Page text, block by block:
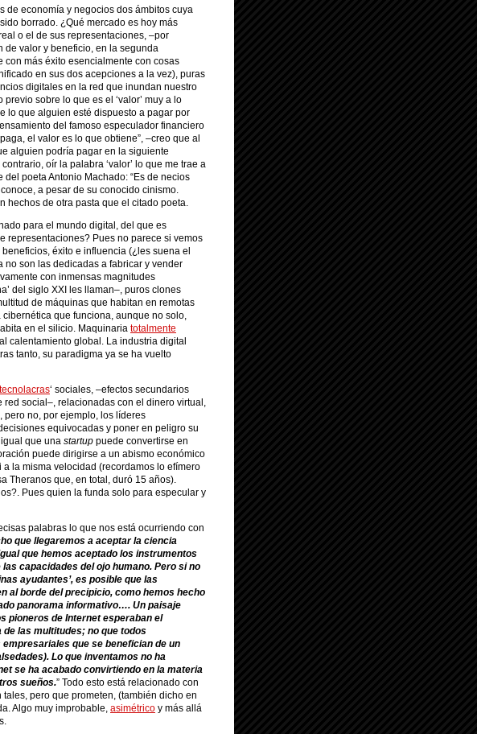
de economía y negocios dos ámbitos cuya
borrado. ¿Qué mercado es hoy más
o el de sus representaciones, –por
de valor y beneficio, en la segunda
más éxito esencialmente con cosas
en sus dos acepciones a la vez), puras
digitales en la red que inundan nuestro
sobre lo que es el ‘valor’ muy a lo
lo que alguien esté dispuesto a pagar por
del famoso especulador financiero
el valor es lo que obtiene”, –creo que al
alguien podría pagar en la siguiente
oír la palabra ‘valor’ lo que me trae a
poeta Antonio Machado: “Es de necios
a pesar de su conocido cinismo.
hechos de otra pasta que el citado poeta.
para el mundo digital, del que es
representaciones? Pues no parece si vemos
éxito e influencia (¿les suena el
no son las dedicadas a fabricar y vender
con inmensas magnitudes
del siglo XXI les llaman–, puros clones
de máquinas que habitan en remotas
que funciona, aunque no solo,
en el silicio. Maquinaria totalmente
calentamiento global. La industria digital
tanto, su paradigma ya se ha vuelto
tecnolacras‘ sociales, –efectos secundarios
social–, relacionadas con el dinero virtual,
pero no, por ejemplo, los líderes
equivocadas y poner en peligro su
que una startup puede convertirse en
puede dirigirse a un abismo económico
la misma velocidad (recordamos lo efímero
Theranos que, en total, duró 15 años).
Pues quien la funda solo para especular y
palabras lo que nos está ocurriendo con
que llegaremos a aceptar la ciencia
que hemos aceptado los instrumentos
capacidades del ojo humano. Pero si no
ayudantes’, es posible que las
al borde del precipicio, como hemos hecho
panorama informativo…. Un paisaje
pioneros de Internet esperaban el
las multitudes; no que todos
que se benefician de un
Lo que inventamos no ha
se ha acabado convirtiendo en la materia
sueños.” Todo esto está relacionado con
tales, pero que prometen, (también dicho en
Algo muy improbable, asimétrico y más allá